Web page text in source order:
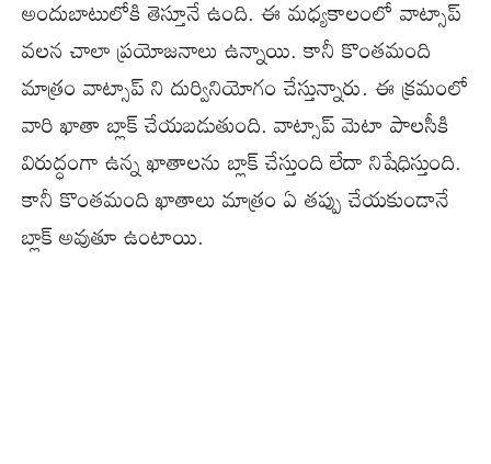
అందుబాటులోకి తెస్తూనే ఉంది. ఈ మధ్యకాలంలో వాట్సాప్
వలన చాలా ప్రయోజనాలు ఉన్నాయి. కానీ కొంతమంది
మాత్రం వాట్సాప్ ని దుర్వినియోగం చేస్తున్నారు. ఈ క్రమంలో
వారి ఖాతా బ్లాక్ చేయబడుతుంది. వాట్సాప్ మెటా పాలసీకి
విరుద్ధంగా ఉన్న ఖాతాలను బ్లాక్ చేస్తుంది లేదా నిషేధిస్తుంది.
కానీ కొంతమంది ఖాతాలు మాత్రం ఏ తప్పు చేయకుండానే
బ్లాక్ అవుతూ ఉంటాయి.